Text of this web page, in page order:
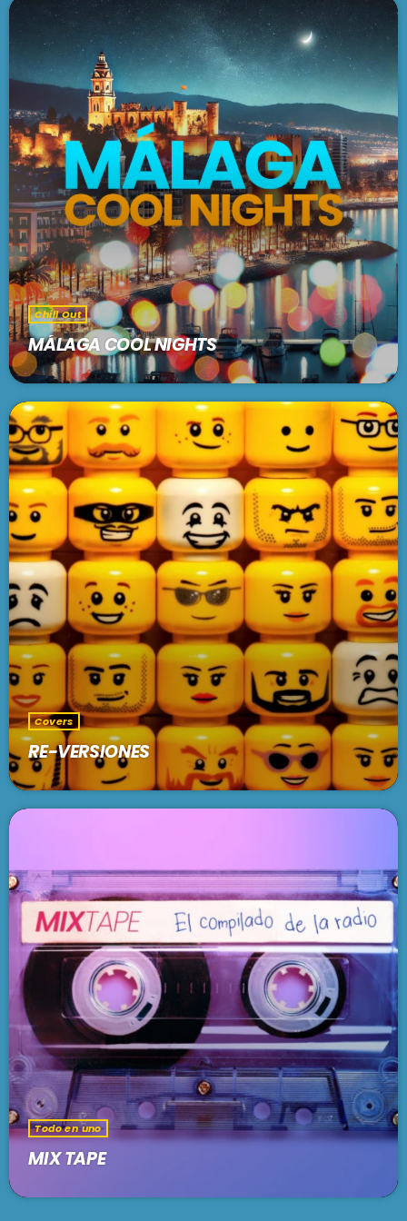
BARCELONA
MALLORCA
PODCASTS
TIENDA
EN VIVO AHORA!
Internacional
AIDONSPIKINGLISH!
1:00 am - 3:00 am
SE VIENE . . .
MIX TAPE
3:00 am - 5:00 am
MADRE TIERRA
5:00 am - 6:00 am
EL CAFETÍN DEL TANGO
6:00 am - 7:00 am
Chill Out
MÁLAGA COOL NIGHTS
Covers
RE-VERSIONES
Todo en uno
MIX TAPE